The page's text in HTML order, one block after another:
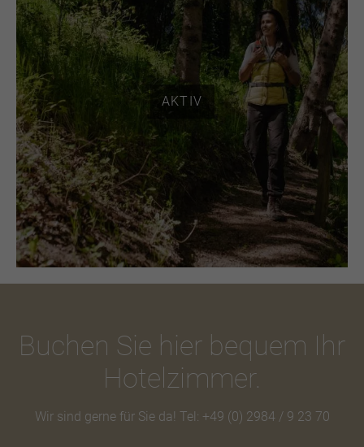
AKTIV
Buchen Sie hier bequem Ihr
Hotelzimmer.
Wir sind gerne für Sie da! Tel: +49 (0) 2984 / 9 23 70